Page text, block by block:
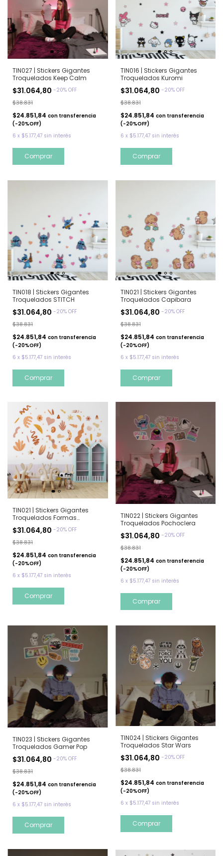
TIN027 | Stickers Gigantes
Troquelados Keep Calm
$31.064,80 -20% OFF
$38.831
$24.851,84 con transferencia
(-20%OFF)
6 x $5.177,47 sin interés
TIN016 | Stickers Gigantes
Troquelados Kuromi
$31.064,80 -20% OFF
$38.831
$24.851,84 con transferencia
(-20%OFF)
6 x $5.177,47 sin interés
TIN018 | Stickers Gigantes
Troquelados STITCH
$31.064,80 -20% OFF
$38.831
$24.851,84 con transferencia
(-20%OFF)
6 x $5.177,47 sin interés
TIN021 | Stickers Gigantes
Troquelados Capibara
$31.064,80 -20% OFF
$38.831
$24.851,84 con transferencia
(-20%OFF)
6 x $5.177,47 sin interés
TIN021 | Stickers Gigantes
Troquelados Formas
$31.064,80 -20% OFF
$38.831
$24.851,84 con transferencia
(-20%OFF)
6 x $5.177,47 sin interés
TIN022 | Stickers Gigantes
Troquelados Pochoclera
$31.064,80 -20% OFF
$38.831
$24.851,84 con transferencia
(-20%OFF)
6 x $5.177,47 sin interés
TIN023 | Stickers Gigantes
Troquelados Gamer Pop
$31.064,80 -20% OFF
$38.831
$24.851,84 con transferencia
(-20%OFF)
6 x $5.177,47 sin interés
TIN024 | Stickers Gigantes
Troquelados Star Wars
$31.064,80 -20% OFF
$38.831
$24.851,84 con transferencia
(-20%OFF)
6 x $5.177,47 sin interés